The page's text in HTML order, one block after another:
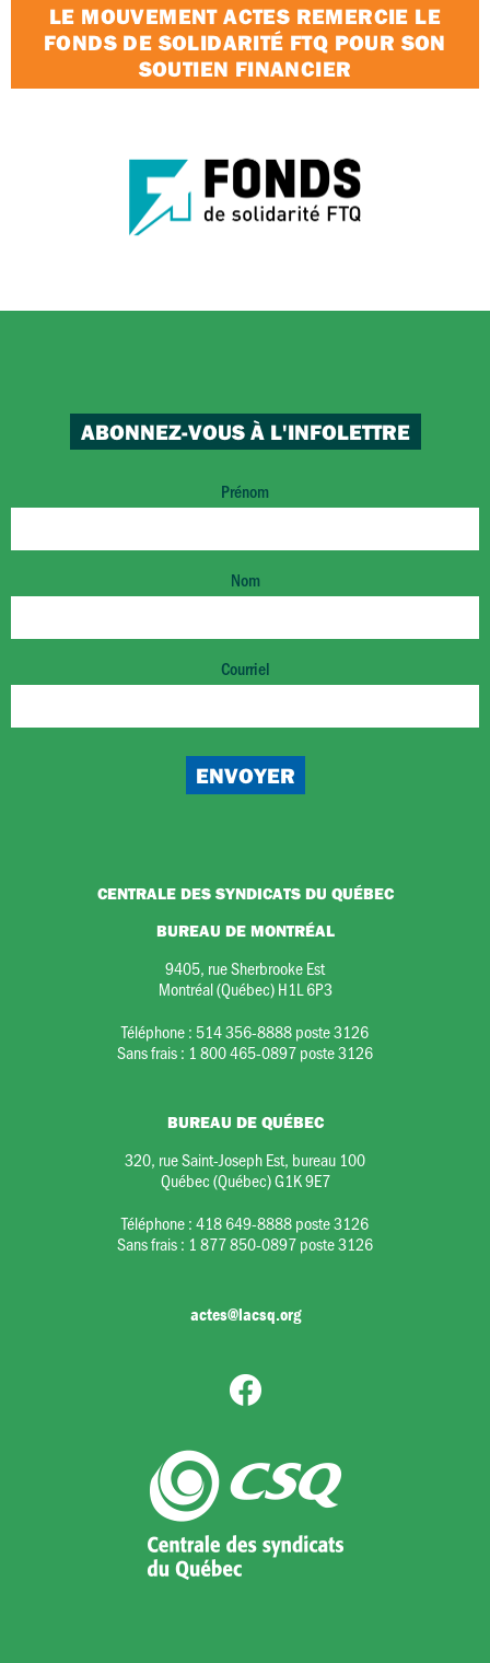
LE MOUVEMENT ACTES REMERCIE LE
FONDS DE SOLIDARITÉ FTQ POUR SON
SOUTIEN FINANCIER
ABONNEZ-VOUS À L'INFOLETTRE
Prénom
Nom
Courriel
CENTRALE DES SYNDICATS DU QUÉBEC
BUREAU DE MONTRÉAL
9405, rue Sherbrooke Est
Montréal (Québec) H1L 6P3
Téléphone : 514 356-8888 poste 3126
Sans frais : 1 800 465-0897 poste 3126
BUREAU DE QUÉBEC
320, rue Saint-Joseph Est, bureau 100
Québec (Québec) G1K 9E7
Téléphone :418 649-8888 poste 3126
Sans frais : 1 877 850-0897 poste 3126
actes@lacsq.org